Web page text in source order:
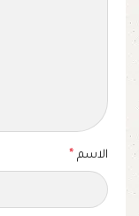
الاسم *